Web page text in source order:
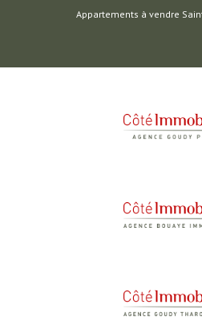
Appartements à vendre